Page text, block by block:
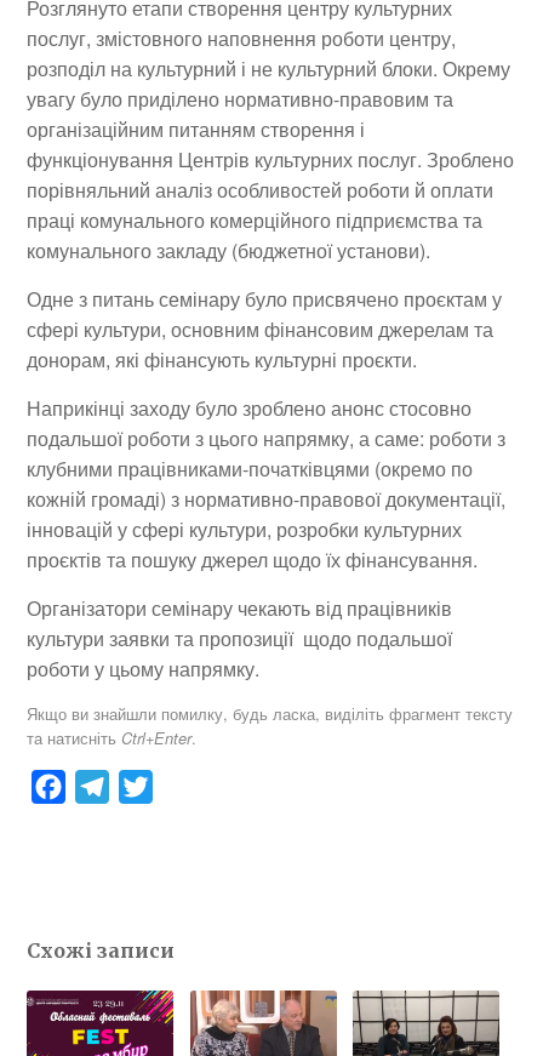
Розглянуто етапи створення центру культурних
послуг, змістовного наповнення роботи центру,
розподіл на культурний і не культурний блоки. Окрему
увагу було приділено нормативно-правовим та
організаційним питанням створення і
функціонування Центрів культурних послуг. Зроблено
порівняльний аналіз особливостей роботи й оплати
праці комунального комерційного підприємства та
комунального закладу (бюджетної установи).
Одне з питань семінару було присвячено проєктам у
сфері культури, основним фінансовим джерелам та
донорам, які фінансують культурні проєкти.
Наприкінці заходу було зроблено анонс стосовно
подальшої роботи з цього напрямку, а саме: роботи з
клубними працівниками-початківцями (окремо по
кожній громаді) з нормативно-правової документації,
інновацій у сфері культури, розробки культурних
проєктів та пошуку джерел щодо їх фінансування.
Організатори семінару чекають від працівників
культури заявки та пропозиції щодо подальшої
роботи у цьому напрямку.
Якщо ви знайшли помилку, будь ласка, виділіть фрагмент тексту
та натисніть Ctrl+Enter.
o
o
k
r
a
m
e
r
Схожі записи